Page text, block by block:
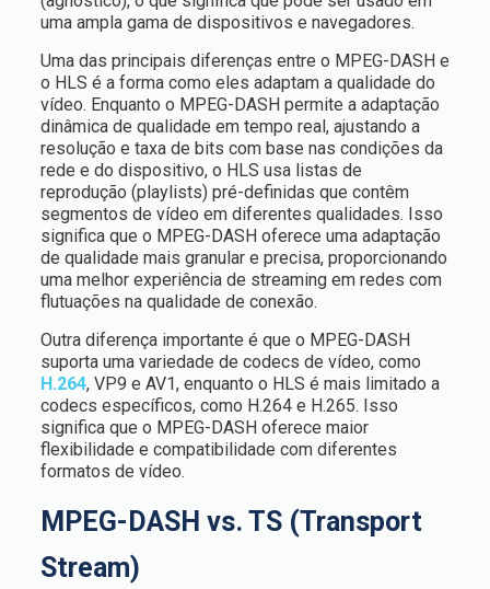
uma ampla gama de dispositivos e navegadores.
Uma das principais diferenças entre o MPEG-DASH e
o HLS é a forma como eles adaptam a qualidade do
vídeo. Enquanto o MPEG-DASH permite a adaptação
dinâmica de qualidade em tempo real, ajustando a
resolução e taxa de bits com base nas condições da
rede e do dispositivo, o HLS usa listas de
reprodução (playlists) pré-definidas que contêm
segmentos de vídeo em diferentes qualidades. Isso
significa que o MPEG-DASH oferece uma adaptação
de qualidade mais granular e precisa, proporcionando
uma melhor experiência de streaming em redes com
flutuações na qualidade de conexão.
Outra diferença importante é que o MPEG-DASH
suporta uma variedade de codecs de vídeo, como
H.264, VP9 e AV1, enquanto o HLS é mais limitado a
codecs específicos, como H.264 e H.265. Isso
significa que o MPEG-DASH oferece maior
flexibilidade e compatibilidade com diferentes
formatos de vídeo.
MPEG-DASH vs. TS (Transport
Stream)